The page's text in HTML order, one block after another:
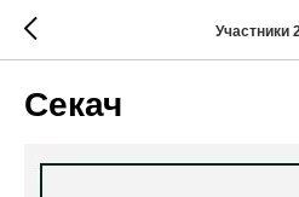
Участники
Секач